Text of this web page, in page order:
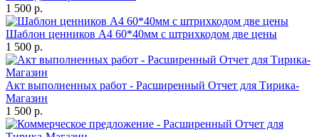
1 500 р.
Шаблон ценников А4 60*40мм с штрихкодом две цены
1 500 р.
Акт выполненных работ - Расширенный Отчет для Тирика-
Магазин
1 500 р.